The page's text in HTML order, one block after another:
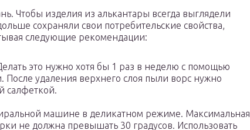
Чтобы изделия из алькантары всегда выглядели
сохраняли свои потребительские свойства,
следующие рекомендации:
это нужно хотя бы 1 раз в неделю с помощью
После удаления верхнего слоя пыли ворс нужно
салфеткой.
машине в деликатном режиме. Максимальная
не должна превышать 30 градусов. Использовать